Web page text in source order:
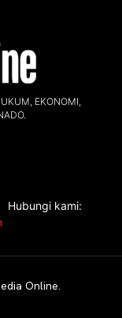
EKONOMI,
Hubungi kami:
Online.